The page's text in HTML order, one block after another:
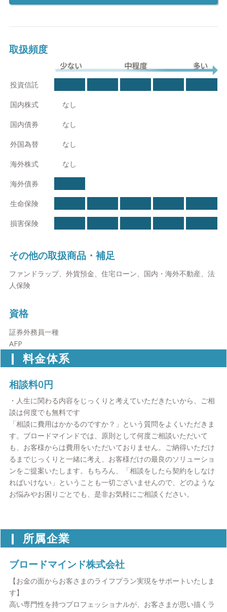
ブロードマインドでは、特定の金融機関に属さない立場からさま
ど、あらゆるお客さまのお金に関するニーズにお応えするサービ
スをご提供しています。
①個人のお客さま向けのサービス：生命保険/損害保険/住宅ロー
ン/資産運用
サルティング相続対策
③企業オーナー・開業医のお客さま向けのサービス：法人向け生
命保険/開業医支援サービス/経営支援サービス
取扱頻度
少ない 中程度
多い
投資信託
国内株式 なし
国内債券 なし
外国為替 なし
海外株式 なし
海外債券
生命保険
損害保険
その他の取扱商品・補足
ファンドラップ、外貨預金、住宅ローン、国内・海外不動産、法
人保険
資格
証券外務員一種
AFP
料金体系
相談料0円
・人生に関わる内容をじっくりと考えていただきたいから、ご相
談は何度でも無料です
「相談に費用はかかるのですか？」という質問をよくいただきま
す。ブロードマインドでは、原則として何度ご相談いただいて
も、お客様からは費用をいただいておりません。ご納得いただけ
るまでじっくりと一緒に考え、お客様だけの最良のソリューショ
ンをご提案いたします。もちろん、「相談をしたら契約をしなけ
ればいけない」ということも一切ございませんので、どのような
お悩みやお困りごとでも、是非お気軽にご相談ください。
所属企業
ブロードマインド株式会社
【お金の面からお客さまのライフプラン実現をサポートいたしま
す】
高い専門性を持つプロフェッショナルが、お客さまが思い描くラ